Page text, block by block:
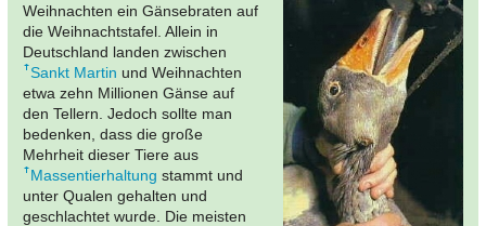
Weihnachten ein Gänsebraten auf
die Weihnachtstafel. Allein in
Deutschland landen zwischen
Sankt Martin und Weihnachten
etwa zehn Millionen Gänse auf
den Tellern. Jedoch sollte man
bedenken, dass die große
Mehrheit dieser Tiere aus
Massentierhaltung stammt und
unter Qualen gehalten und
geschlachtet wurde. Die meisten